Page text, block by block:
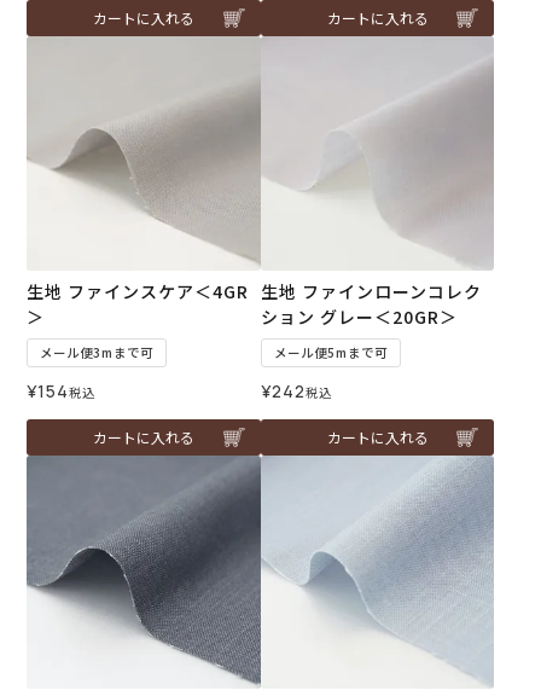
カートに入れる カートに入れる
生地 ファインスケア＜4GR
＞
メール便3mまで可
¥154税込
カートに入れる
生地 ファインローンコレク
ション グレー＜20GR＞
メール便5mまで可
¥242税込
カートに入れる